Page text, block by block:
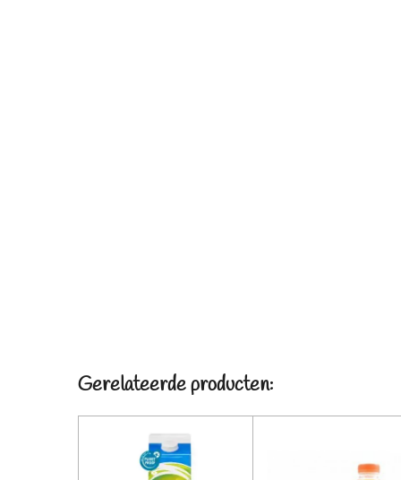
Gerelateerde producten: